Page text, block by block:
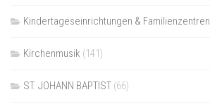
Kindertageseinrichtungen & Familienzentren
Kirchenmusik (141)
ST. JOHANN BAPTIST (66)